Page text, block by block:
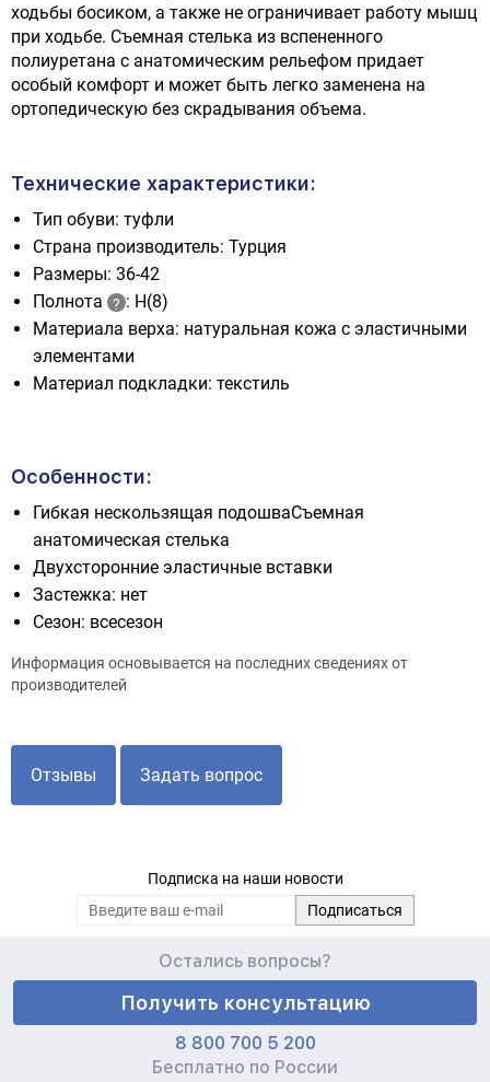
ходьбы босиком, а также не ограничивает работу мышц
при ходьбе. Съемная стелька из вспененного
полиуретана с анатомическим рельефом придает
особый комфорт и может быть легко заменена на
ортопедическую без скрадывания объема.
Технические характеристики:
Тип обуви: туфли
Страна производитель: Турция
Размеры: 36-42
Полнота
: H(8)
Материала верха: натуральная кожа с эластичными
элементами
Материал подкладки: текстиль
Особенности:
Гибкая нескользящая подошваСъемная
анатомическая стелька
Двухсторонние эластичные вставки
Застежка: нет
Сезон: всесезон
Информация основывается на последних сведениях от
производителей
Отзывы Задать вопрос
Подписка на наши новости
Остались вопросы?
Получить консультацию
8 800 700 5 200
Бесплатно по России